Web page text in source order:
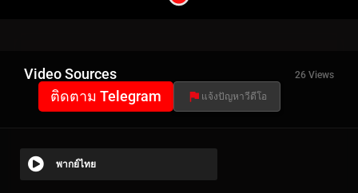
Video Sources 26 Views
ติดตาม Telegram แจ้งปัญหาวีดีโอ
พากย์ไทย